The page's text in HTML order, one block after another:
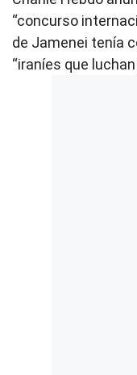
“concurso
de Jamenei tenía
“iraníes que